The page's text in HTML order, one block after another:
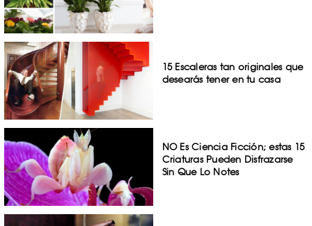
15 Escaleras tan originales que
desearás tener en tu casa
NO Es Ciencia Ficción; estas 15
Criaturas Pueden Disfrazarse
Sin Que Lo Notes